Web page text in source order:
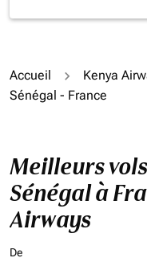
Accueil Kenya
Sénégal - France
Meilleurs
Sénégal à
Airways
De